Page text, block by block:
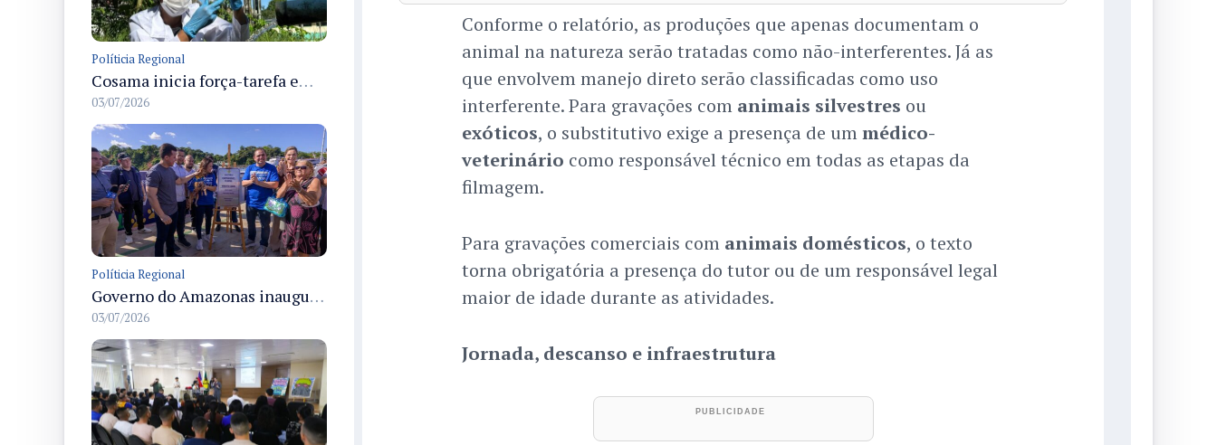
Políticia Regional
Cosama inicia força-tarefa em Anamã para fortalecer abastecimento de água e segurança hídrica da população
03/07/2026
Políticia Regional
Governo do Amazonas inaugura primeiro Castramóvel Fluvial para atendimento veterinário às comunidades ribeirinhas e castração gratuita
03/07/2026
Conforme o relatório, as produções que apenas documentam o
animal na natureza serão tratadas como não-interferentes. Já as
que envolvem manejo direto serão classificadas como uso
interferente. Para gravações com animais silvestres ou
exóticos, o substitutivo exige a presença de ummédico-
veterinário como responsável técnico em todas as etapas da
filmagem.
Para gravações comerciais com animais domésticos, o texto
torna obrigatória a presença do tutor ou de um responsável legal
maior de idade durante as atividades.
Jornada, descanso e infraestrutura